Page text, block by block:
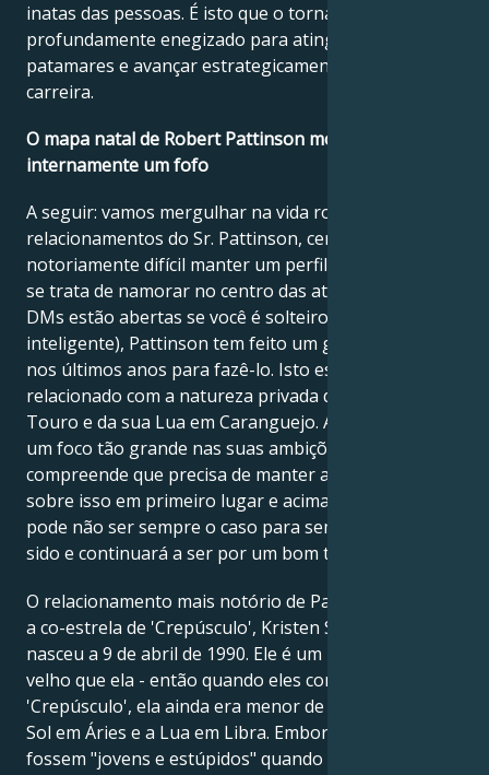
inatas das pessoas. É isto que o torna tão
profundamente enegizado para atingir novos
patamares e avançar estrategicamente na sua
carreira.
O mapa natal de Robert Pattinson mostra que ele é
internamente um fofo
A seguir: vamos mergulhar na vida romântica e nos
relacionamentos do Sr. Pattinson, certo? Embora seja
notoriamente difícil manter um perfil baixo quando
se trata de namorar no centro das atenções (minhas
DMs estão abertas se você é solteiro, sexy e
inteligente), Pattinson tem feito um grande esforço
nos últimos anos para fazê-lo. Isto está novamente
relacionado com a natureza privada do seu Sol em
Touro e da sua Lua em Caranguejo. Além disso, com
um foco tão grande nas suas ambições, ele
compreende que precisa de manter a sua atenção
sobre isso em primeiro lugar e acima de tudo. Isso
pode não ser sempre o caso para sempre, mas tem
sido e continuará a ser por um bom tempo.
O relacionamento mais notório de Pattinson foi com
a co-estrela de 'Crepúsculo', Kristen Stewart. Ela
nasceu a 9 de abril de 1990. Ele é um pouco mais
velho que ela - então quando eles começaram a saga
'Crepúsculo', ela ainda era menor de idade. Ela tem o
Sol em Áries e a Lua em Libra. Embora os dois
fossem "jovens e estúpidos" quando estavam juntos,